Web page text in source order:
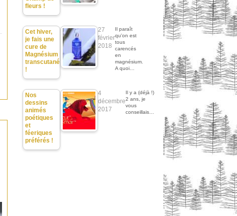
fleurs !
Cet hiver,
je fais une
cure de
Magnésium
transcutané
!
27
février
2018
Il paraît
qu'on est
tous
carencés
en
magnésium.
A quoi…
Nos
dessins
animés
poétiques
et
féeriques
préférés !
4
décembre
2017
Il y a (déjà !)
2 ans, je
vous
conseillais…